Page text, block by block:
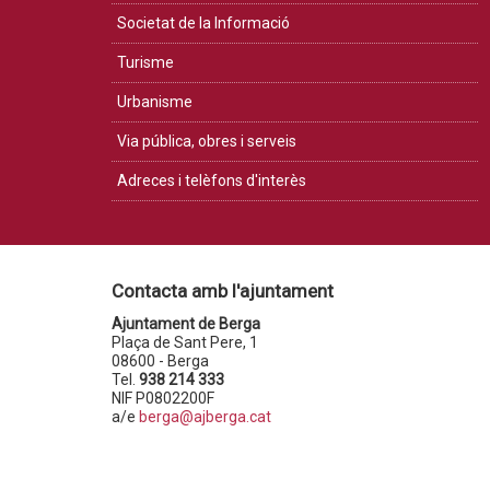
Societat de la Informació
Turisme
Urbanisme
Via pública, obres i serveis
Adreces i telèfons d'interès
Contacta amb l'ajuntament
Ajuntament de Berga
Plaça de Sant Pere, 1
08600 - Berga
Tel. 938 214 333
NIF P0802200F
a/e berga@ajberga.cat